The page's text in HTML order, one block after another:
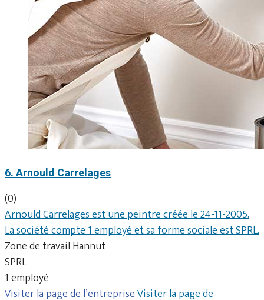
6. Arnould Carrelages
(0)
Arnould Carrelages est une peintre créée le 24-11-2005.
La société compte 1 employé et sa forme sociale est SPRL.
Zone de travail Hannut
SPRL
1 employé
Visiter la page de l’entrepriseVisiter la page de